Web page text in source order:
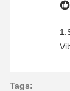
Tags: